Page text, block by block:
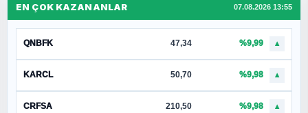
EN ÇOK KAZANANLAR 07.08.2026 13:55
QNBFK 47,34 %9,99 ▲
KARCL 50,70 %9,98 ▲
CRFSA 210,50 %9,98 ▲